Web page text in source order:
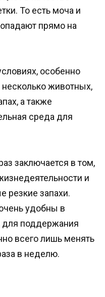
То есть моча и
прямо на
особенно
животных,
а также
среда для
заключается в том,
и
резкие запахи.
удобны в
для поддержания
всего лишь менять
в неделю.